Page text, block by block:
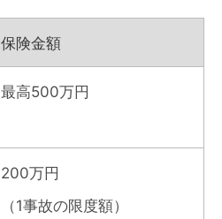
保険金額
最高500万円
200万円
（1事故の限度額）